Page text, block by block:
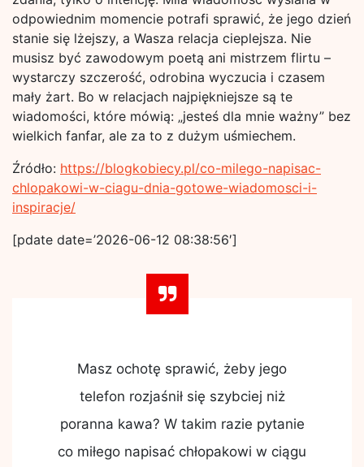
odpowiednim momencie potrafi sprawić, że jego dzień
stanie się lżejszy, a Wasza relacja cieplejsza. Nie
musisz być zawodowym poetą ani mistrzem flirtu –
wystarczy szczerość, odrobina wyczucia i czasem
mały żart. Bo w relacjach najpiękniejsze są te
wiadomości, które mówią: „jesteś dla mnie ważny” bez
wielkich fanfar, ale za to z dużym uśmiechem.
Źródło: https://blogkobiecy.pl/co-milego-napisac-
chlopakowi-w-ciagu-dnia-gotowe-wiadomosci-i-
inspiracje/
[pdate date=’2026-06-12 08:38:56′]
Masz ochotę sprawić, żeby jego
telefon rozjaśnił się szybciej niż
poranna kawa? W takim razie pytanie
co miłego napisać chłopakowi w ciągu